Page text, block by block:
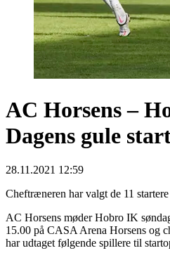
AC Horsens –
Dagens gule
28.11.2021 12:59
Cheftræneren har valgt de 11
AC Horsens møder Hobro IK
15.00 på CASA Arena Horsens og
har udtaget følgende spillere til